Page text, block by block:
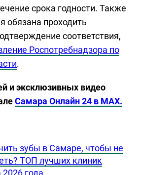
срока годности. Также
обязана проходить
соответствия,
Роспотребнадзора по
.
и эксклюзивных видео
Самара Онлайн 24 в MAX.
зубы в Самаре, чтобы не
ТОП лучших клиник
2026 года